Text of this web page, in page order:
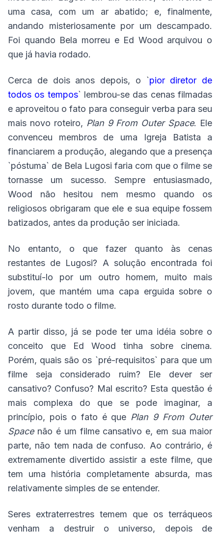
uma casa, com um ar abatido; e, finalmente,
andando misteriosamente por um descampado.
Foi quando Bela morreu e Ed Wood arquivou o
que já havia rodado.
Cerca de dois anos depois, o `pior diretor de
todos os tempos` lembrou-se das cenas filmadas
e aproveitou o fato para conseguir verba para seu
mais novo roteiro, Plan 9 From Outer Space. Ele
convenceu membros de uma Igreja Batista a
financiarem a produção, alegando que a presença
`póstuma` de Bela Lugosi faria com que o filme se
tornasse um sucesso. Sempre entusiasmado,
Wood não hesitou nem mesmo quando os
religiosos obrigaram que ele e sua equipe fossem
batizados, antes da produção ser iniciada.
No entanto, o que fazer quanto às cenas
restantes de Lugosi? A solução encontrada foi
substituí-lo por um outro homem, muito mais
jovem, que mantém uma capa erguida sobre o
rosto durante todo o filme.
A partir disso, já se pode ter uma idéia sobre o
conceito que Ed Wood tinha sobre cinema.
Porém, quais são os `pré-requisitos` para que um
filme seja considerado ruim? Ele dever ser
cansativo? Confuso? Mal escrito? Esta questão é
mais complexa do que se pode imaginar, a
princípio, pois o fato é que Plan 9 From Outer
Spacenão é um filme cansativo e, em sua maior
parte, não tem nada de confuso. Ao contrário, é
extremamente divertido assistir a este filme, que
tem uma história completamente absurda, mas
relativamente simples de se entender.
Seres extraterrestres temem que os terráqueos
venham a destruir o universo, depois de